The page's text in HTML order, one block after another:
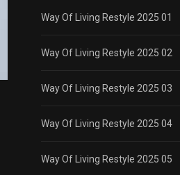
aantal
Way Of Living Restyle 2025 01
Way Of Living Restyle 2025 02
Way Of Living Restyle 2025 03
Way Of Living Restyle 2025 04
Way Of Living Restyle 2025 05